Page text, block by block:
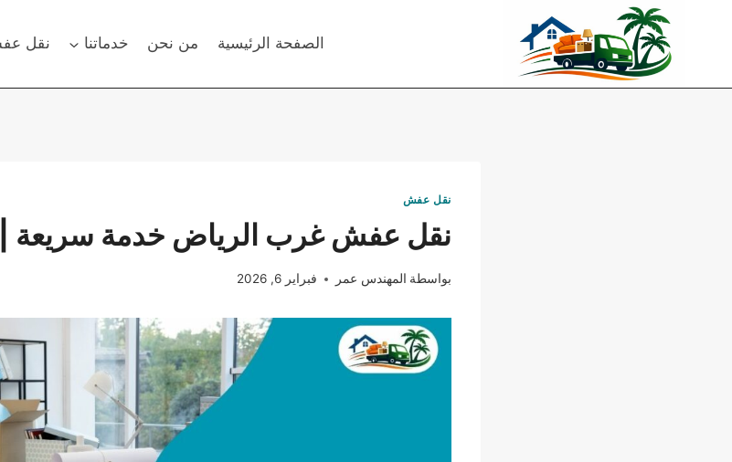
الصفحة الرئيسية من نحن خدماتنا نقل
نقل عفش
نقل عفش غرب الرياض خدمة سريعة |
بواسطة المهندس عمر فبراير 6, 2026